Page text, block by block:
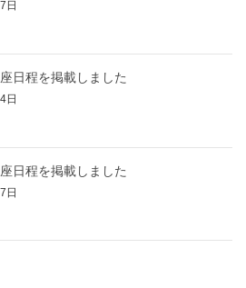
日
日程を掲載しました
日
日程を掲載しました
日